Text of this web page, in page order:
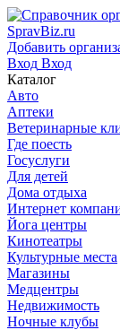
SpravBiz.ru
Добавить
Вход Вход
Каталог
Авто
Аптеки
Ветеринарные
Где поесть
Госуслуги
Для детей
Дома отдыха
Интернет
Йога центры
Кинотеатры
Культурные места
Магазины
Медцентры
Недвижимость
Ночные клубы